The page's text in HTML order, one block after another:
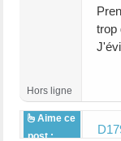
trop
Hors ligne
Aime ce
post :